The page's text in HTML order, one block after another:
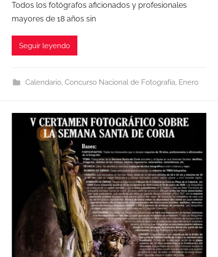
Todos los fotógrafos aficionados y profesionales
mayores de 18 años sin
Seguir leyendo
Calendario, Concurso Nacional de Fotografía, Enero